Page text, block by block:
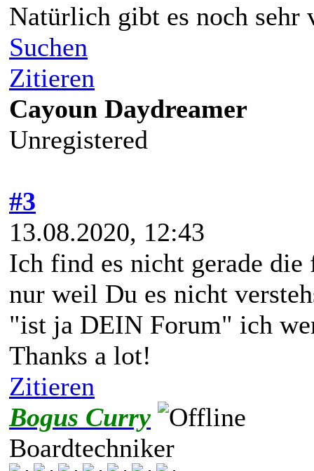
Natürlich gibt es noch sehr
Suchen
Zitieren
Cayoun Daydreamer
Unregistered
#3
13.08.2020, 12:43
Ich find es nicht gerade
nur weil Du es nicht
"ist ja DEIN Forum" ich
Thanks a lot!
Zitieren
Bogus Curry
Boardtechniker